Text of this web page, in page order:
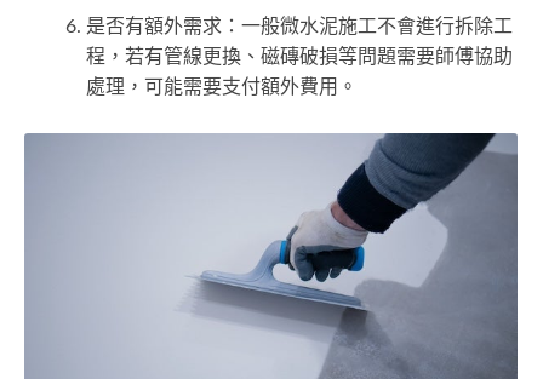
是否有額外需求：一般微水泥施工不會進行拆除工
程，若有管線更換、磁磚破損等問題需要師傅協助
處理，可能需要支付額外費用。